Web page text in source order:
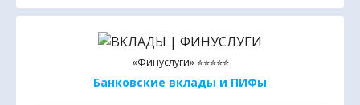
«Финуслуги» ⭐⭐⭐⭐⭐
Банковские вклады и ПИФы